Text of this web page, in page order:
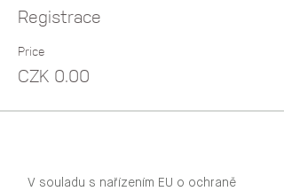
Registrace
Price
CZK 0.00
V souladu s nařízením EU o ochraně